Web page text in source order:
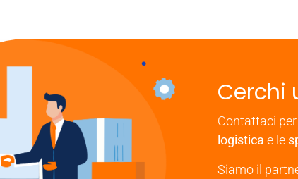
Cerchi
Contattaci
logistica e le
Siamo il